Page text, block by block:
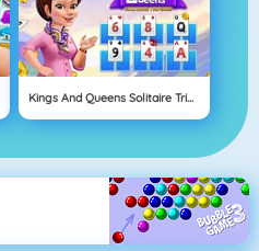
Kings And Queens Solitaire Tripeaks